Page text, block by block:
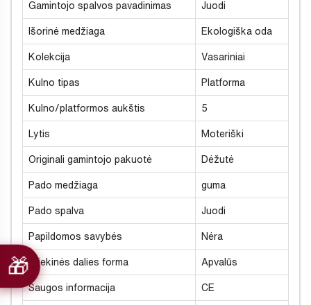
Gamintojo spalvos pavadinimas Juodi
Išorinė medžiaga Ekologiška oda
Kolekcija Vasariniai
Kulno tipas Platforma
Kulno/platformos aukštis 5
Lytis Moteriški
Originali gamintojo pakuotė Dėžutė
Pado medžiaga guma
Pado spalva Juodi
Papildomos savybės Nėra
Priekinės dalies forma Apvalūs
Saugos informacija CE